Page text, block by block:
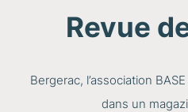
Revue
Bergerac, l’association
dans un